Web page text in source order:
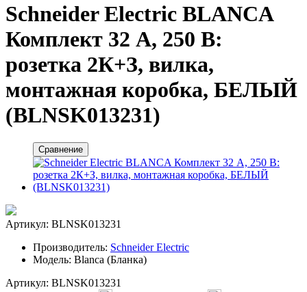
Schneider Electric BLANCA
Комплект 32 А, 250 В:
розетка 2К+З, вилка,
монтажная коробка, БЕЛЫЙ
(BLNSK013231)
Сравнение
Артикул: BLNSK013231
Производитель: Schneider Electric
Модель: Blanca (Бланка)
Артикул: BLNSK013231